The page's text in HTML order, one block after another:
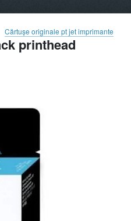
Cărtuşe originale pt jet imprimante
printhead